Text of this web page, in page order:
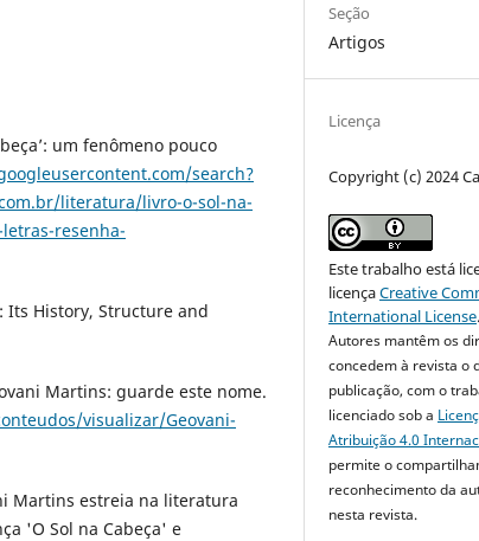
um fenômeno pouco
search?
literatura/livro-o-sol-na-
resenha-
Its History, Structure and
Martins: guarde este nome.
visualizar/Geovani-
Martins estreia na literatura
'O Sol na Cabeça' e
Seção
Artigos
Licença
Copyright (c) 2024
Este trabalho está
licençaCreative
International License.
Autores mantêm os
concedem à revista o
publicação, com o
licenciado sob a
Atribuição 4.0
permite o
reconhecimento da
nesta revista.